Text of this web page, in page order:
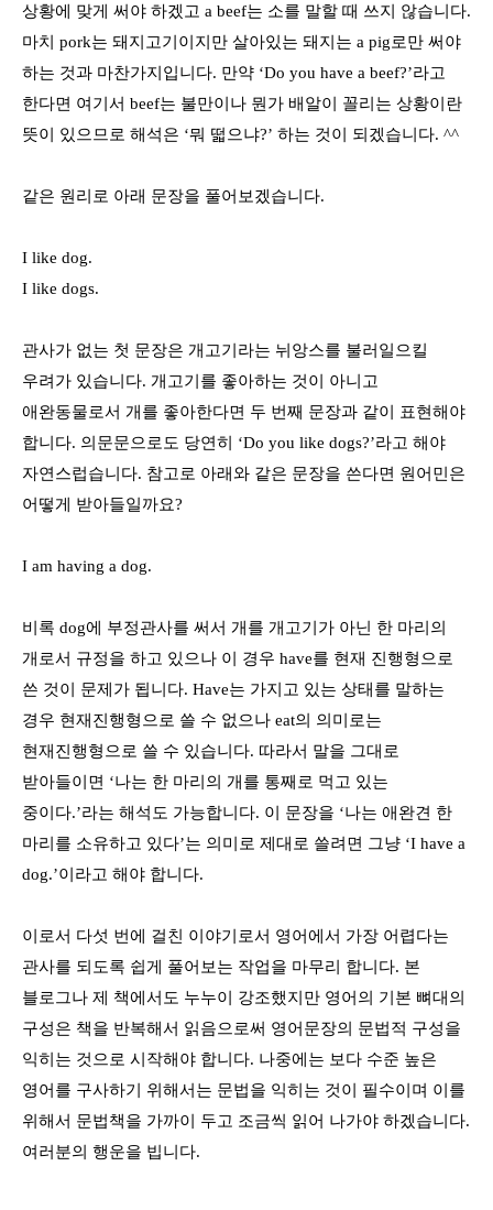
상황에 맞게 써야 하겠고 a beef는 소를 말할 때 쓰지 않습니다.
마치 pork는 돼지고기이지만 살아있는 돼지는 a pig로만 써야
하는 것과 마찬가지입니다. 만약 ‘Do you have a beef?’라고
한다면 여기서 beef는 불만이나 뭔가 배알이 꼴리는 상황이란
뜻이 있으므로 해석은 ‘뭐 떫으냐?’ 하는 것이 되겠습니다. ^^
같은 원리로 아래 문장을 풀어보겠습니다.
I like dog.
I like dogs.
관사가 없는 첫 문장은 개고기라는 뉘앙스를 불러일으킬
우려가 있습니다. 개고기를 좋아하는 것이 아니고
애완동물로서 개를 좋아한다면 두 번째 문장과 같이 표현해야
합니다. 의문문으로도 당연히 ‘Do you like dogs?’라고 해야
자연스럽습니다. 참고로 아래와 같은 문장을 쓴다면 원어민은
어떻게 받아들일까요?
I am having a dog.
비록 dog에 부정관사를 써서 개를 개고기가 아닌 한 마리의
개로서 규정을 하고 있으나 이 경우 have를 현재 진행형으로
쓴 것이 문제가 됩니다. Have는 가지고 있는 상태를 말하는
경우 현재진행형으로 쓸 수 없으나 eat의 의미로는
현재진행형으로 쓸 수 있습니다. 따라서 말을 그대로
받아들이면 ‘나는 한 마리의 개를 통째로 먹고 있는
중이다.’라는 해석도 가능합니다. 이 문장을 ‘나는 애완견 한
마리를 소유하고 있다’는 의미로 제대로 쓸려면 그냥 ‘I have a
dog.’이라고 해야 합니다.
이로서 다섯 번에 걸친 이야기로서 영어에서 가장 어렵다는
관사를 되도록 쉽게 풀어보는 작업을 마무리 합니다. 본
블로그나 제 책에서도 누누이 강조했지만 영어의 기본 뼈대의
구성은 책을 반복해서 읽음으로써 영어문장의 문법적 구성을
익히는 것으로 시작해야 합니다. 나중에는 보다 수준 높은
영어를 구사하기 위해서는 문법을 익히는 것이 필수이며 이를
위해서 문법책을 가까이 두고 조금씩 읽어 나가야 하겠습니다.
여러분의 행운을 빕니다.